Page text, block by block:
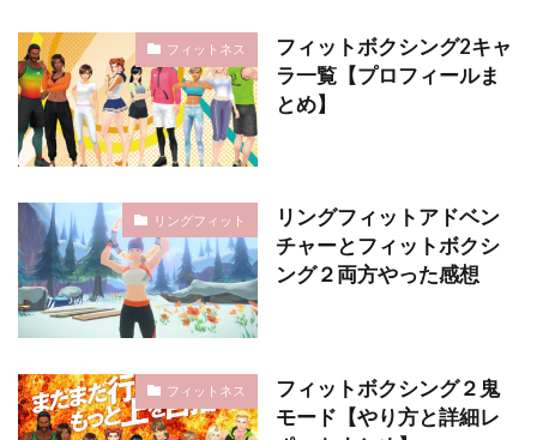
フィットネス
フィットボクシング2キャ
ラ一覧【プロフィールま
とめ】
リングフィット
リングフィットアドベン
チャーとフィットボクシ
ング２両方やった感想
フィットネス
フィットボクシング２鬼
モード【やり方と詳細レ